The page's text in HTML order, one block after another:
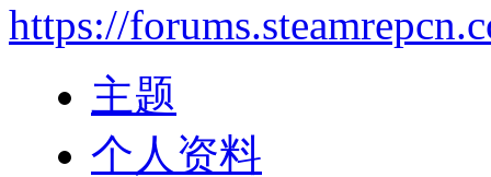
https://
主题
个人资料